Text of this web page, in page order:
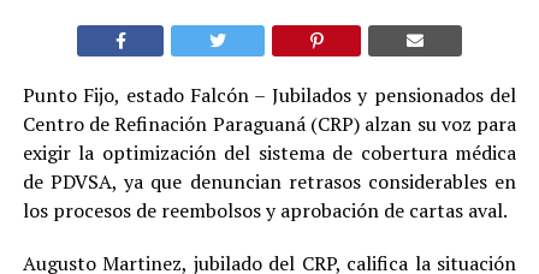
Punto Fijo, estado Falcón – Jubilados y pensionados del
Centro de Refinación Paraguaná (CRP) alzan su voz para
exigir la optimización del sistema de cobertura médica
de PDVSA, ya que denuncian retrasos considerables en
los procesos de reembolsos y aprobación de cartas aval.
Augusto Martinez, jubilado del CRP, califica la situación